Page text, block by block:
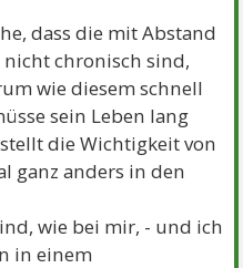
dass die mit Abstand
chronisch sind,
wie diesem schnell
sein Leben lang
die Wichtigkeit von
ganz anders in den
wie bei mir, - und ich
in einem